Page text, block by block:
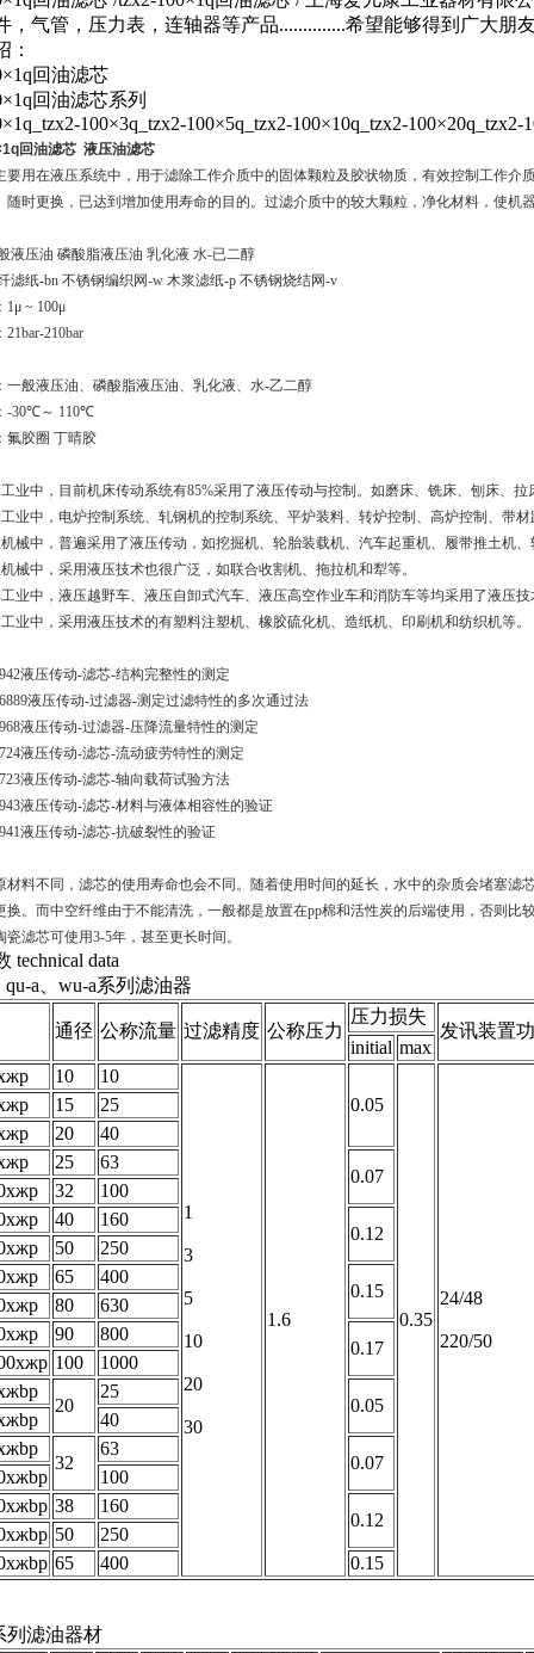
，气管，压力表，连轴器等产品..............希望能够得到广大朋
：
回油滤芯
回油滤芯系列
100×3q_tzx2-100×5q_tzx2-100×10q_tzx2-100×20q_tzx2-
回油滤芯 液压油滤芯
要用在液压系统中，用于滤除工作介质中的固体颗粒及胶状物质，有效控制工作
随时更换，已达到增加使用寿命的目的。过滤介质中的较大颗粒，净化材料，使机
液压油 磷酸脂液压油 乳化液 水-已二醇
滤纸-bn 不锈钢编织网-w 木浆滤纸-p 不锈钢烧结网-v
1μ ~ 100μ
21bar-210bar
一般液压油、磷酸脂液压油、乳化液、水-乙二醇
-30℃～ 110℃
氟胶圈 丁晴胶
业中，目前机床传动系统有85%采用了液压传动与控制。如磨床、铣床、刨床、
业中，电炉控制系统、轧钢机的控制系统、平炉装料、转炉控制、高炉控制、带
械中，普遍采用了液压传动，如挖掘机、轮胎装载机、汽车起重机、履带推土机
械中，采用液压技术也很广泛，如联合收割机、拖拉机和犁等。
业中，液压越野车、液压自卸式汽车、液压高空作业车和消防车等均采用了液压技
业中，采用液压技术的有塑料注塑机、橡胶硫化机、造纸机、印刷机和纺织机等。
液压传动-滤芯-结构完整性的测定
液压传动-过滤器-测定过滤特性的多次通过法
液压传动-过滤器-压降流量特性的测定
液压传动-滤芯-流动疲劳特性的测定
液压传动-滤芯-轴向载荷试验方法
液压传动-滤芯-材料与液体相容性的验证
液压传动-滤芯-抗破裂性的验证
材料不同，滤芯的使用寿命也会不同。随着使用时间的延长，水中的杂质会堵塞滤
换。而中空纤维由于不能清洗，一般都是放置在pp棉和活性炭的后端使用，否则比
瓷滤芯可使用3-5年，甚至更长时间。
technical data
qu-a、wu-a系列滤油器
通径 公称流量 过滤精度 公称压力
压力损失
发讯装置
initial max
10 10
1
3
5
10
20
30
1.6
0.05
0.35
24/48
220/50
15
25
20
40
25 63
0.07
32
100
40 160
0.12
50
250
65 400
0.15
80
630
90 800
0.17
100
1000
20
25
0.05
40
32
63
0.07
100
38 160
0.12
50
250
65 400 0.15
列滤油器材